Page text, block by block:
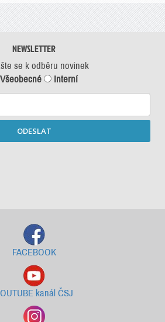
NEWSLETTER
se k odběru novinek
Všeobecné
Interní
ODESLAT
FACEBOOK
kanál ČSJ